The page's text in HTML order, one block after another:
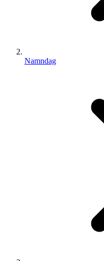
Namndag